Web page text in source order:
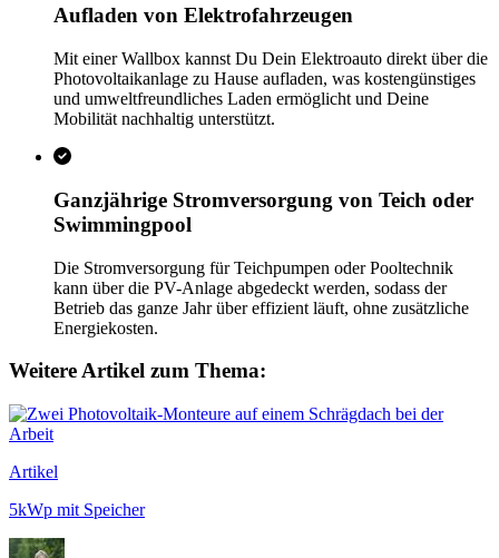
Aufladen von Elektrofahrzeugen
Mit einer Wallbox kannst Du Dein Elektroauto direkt über die
Photovoltaikanlage zu Hause aufladen, was kostengünstiges
und umweltfreundliches Laden ermöglicht und Deine
Mobilität nachhaltig unterstützt.
Ganzjährige Stromversorgung von Teich oder
Swimmingpool
Die Stromversorgung für Teichpumpen oder Pooltechnik
kann über die PV-Anlage abgedeckt werden, sodass der
Betrieb das ganze Jahr über effizient läuft, ohne zusätzliche
Energiekosten.
Weitere Artikel zum Thema:
Artikel
5kWp mit Speicher